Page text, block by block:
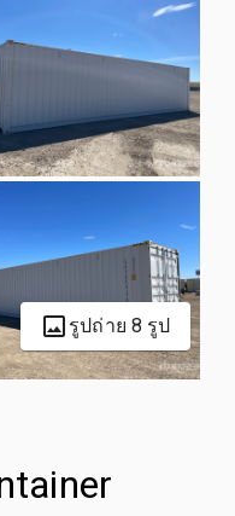
รูปถ่าย 8 รูป